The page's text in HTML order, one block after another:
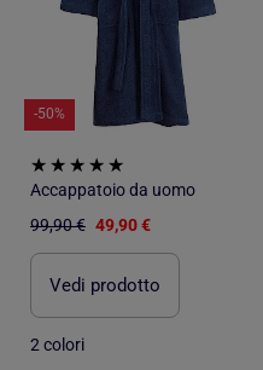
-50%
Accappatoio da uomo
99,90 € 49,90 €
Vedi prodotto
2 colori